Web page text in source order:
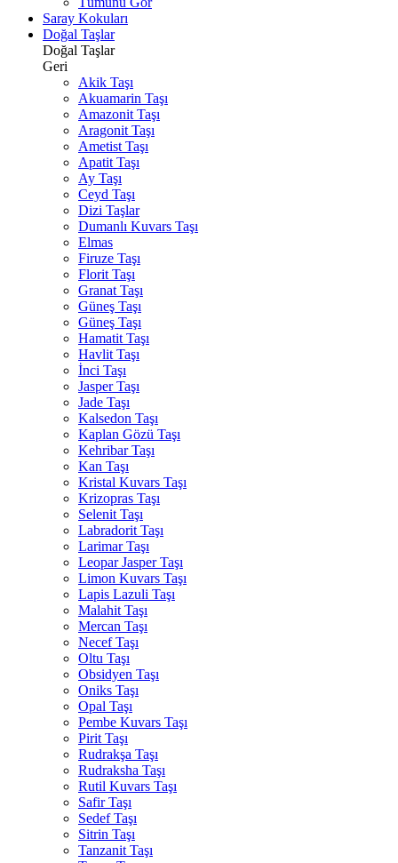
Saray Kokuları
Doğal Taşlar
Doğal Taşlar
Geri
Akik Taşı
Akuamarin Taşı
Amazonit Taşı
Aragonit Taşı
Ametist Taşı
Apatit Taşı
Ay Taşı
Ceyd Taşı
Dizi Taşlar
Dumanlı Kuvars Taşı
Elmas
Firuze Taşı
Florit Taşı
Granat Taşı
Güneş Taşı
Güneş Taşı
Hamatit Taşı
Havlit Taşı
İnci Taşı
Jasper Taşı
Jade Taşı
Kalsedon Taşı
Kaplan Gözü Taşı
Kehribar Taşı
Kan Taşı
Kristal Kuvars Taşı
Krizopras Taşı
Selenit Taşı
Labradorit Taşı
Larimar Taşı
Leopar Jasper Taşı
Limon Kuvars Taşı
Lapis Lazuli Taşı
Malahit Taşı
Mercan Taşı
Necef Taşı
Oltu Taşı
Obsidyen Taşı
Oniks Taşı
Opal Taşı
Pembe Kuvars Taşı
Pirit Taşı
Rudrakşa Taşı
Rudraksha Taşı
Rutil Kuvars Taşı
Safir Taşı
Sedef Taşı
Sitrin Taşı
Tanzanit Taşı